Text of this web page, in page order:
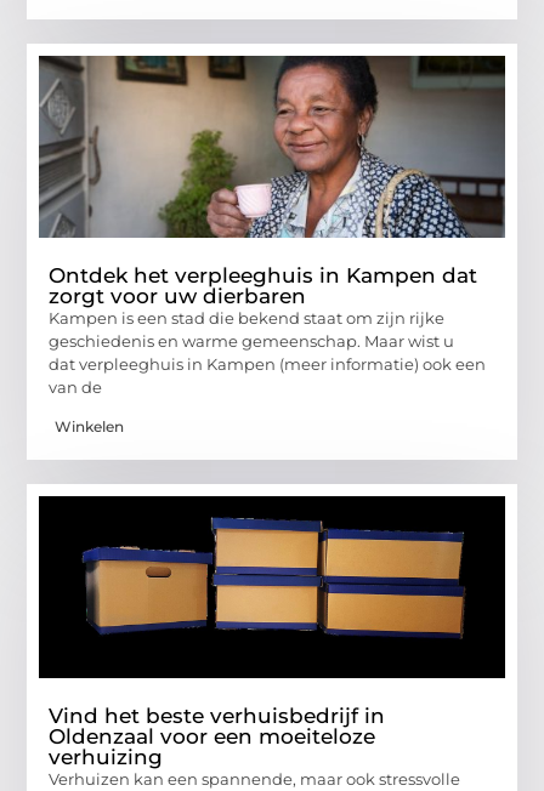
Ontdek het verpleeghuis in Kampen dat
zorgt voor uw dierbaren
Kampen is een stad die bekend staat om zijn rijke
geschiedenis en warme gemeenschap. Maar wist u
dat verpleeghuis in Kampen (meer informatie) ook een
van de
Winkelen
Vind het beste verhuisbedrijf in
Oldenzaal voor een moeiteloze
verhuizing
Verhuizen kan een spannende, maar ook stressvolle